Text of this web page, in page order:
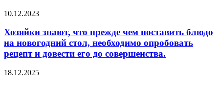
млн
за
показ
клипа
Николая
«Странник».
Хозяйки
что
чем
поставить
на
10.12.2023
Хозяйки знают, что прежде чем поставить блюдо
на новогодний стол, необходимо опробовать
рецепт и довести его до совершенства.
Можно
18.12.2025